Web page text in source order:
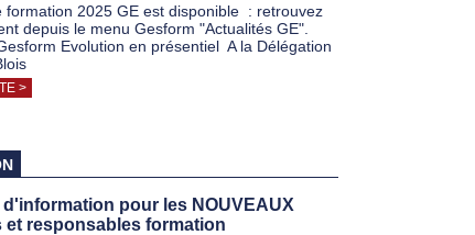
formation 2025 GE est disponible : retrouvez
depuis le menu Gesform "Actualités GE".
Evolution en présentiel A la Délégation
>
pour les NOUVEAUX
et responsables formation